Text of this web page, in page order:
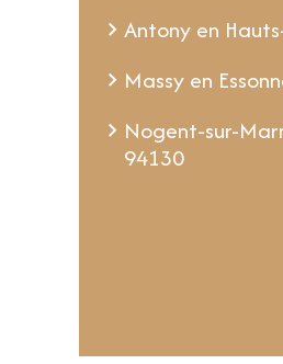
Antony en
Massy en
Nogent-sur-
94130